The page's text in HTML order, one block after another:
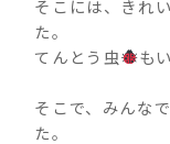
そこには、きれ
た。
てんとう虫
も
そこで、みんな
た。